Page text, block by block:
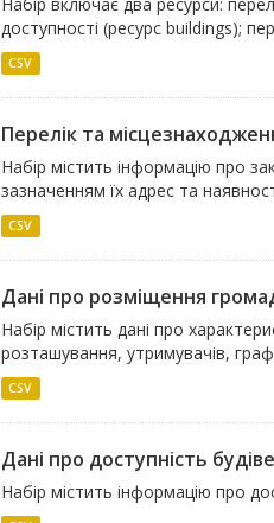
доступності (ресурс buildings);
CSV
Перелік та
Набір містить інформацію про
зазначенням їх адрес та
CSV
Дані про розміщення
Набір містить дані про
розташування, утримувачів,
CSV
Дані про доступність
Набір містить інформацію про